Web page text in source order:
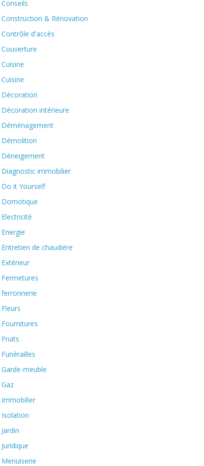
Conseils
Construction & Rénovation
Contrôle d'accès
Couverture
Cuisine
Cuisine
Décoration
Décoration intérieure
Déménagement
Démolition
Déneigement
Diagnostic immobilier
Do it Yourself
Domotique
Electricité
Energie
Entretien de chaudière
Extérieur
Fermetures
ferronnerie
Fleurs
Fournitures
Fruits
Funérailles
Garde-meuble
Gaz
Immobilier
Isolation
Jardin
Juridique
Menuiserie